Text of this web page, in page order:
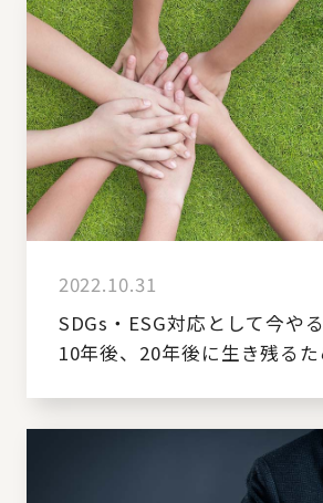
2022.10.31
SDGs・ESG対応として今や
10年後、20年後に生き残る